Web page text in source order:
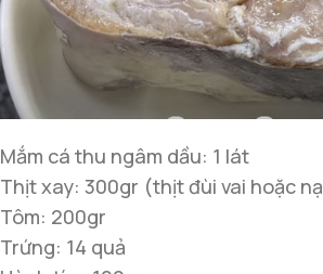
Mắm cá thu ngâm dầu: 1 lát
Thịt xay: 300gr (thịt đùi vai hoặc
Tôm: 200gr
Trứng: 14 quả